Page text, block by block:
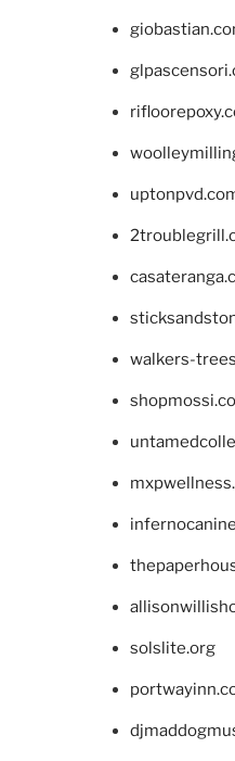
walkers-
solslite.org